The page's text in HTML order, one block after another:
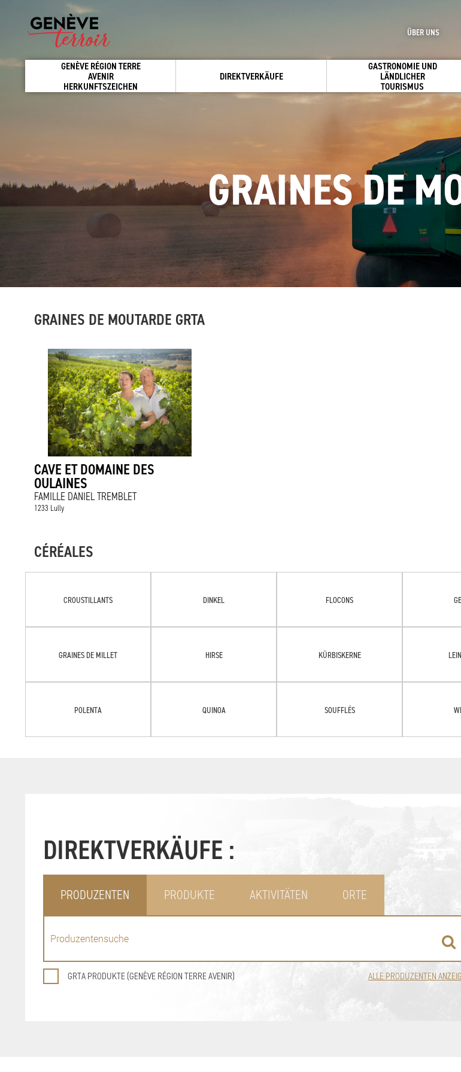
GENÈVE RÉGION TERRE
AVENIR
HERKUNFTSZEICHEN
DIREKTVERKÄUFE
GASTRONOMIE UND
LÄNDLICHER
TOURISMUS
ÜBER UNS
GRAINES DE
GRAINES DE MOUTARDE GRTA
CAVE ET DOMAINE DES
OULAINES
FAMILLE DANIEL TREMBLET
1233 Lully
CÉRÉALES
CROUSTILLANTS DINKEL FLOCONS
GRAINES DE MILLET HIRSE KÜRBISKERNE
POLENTA QUINOA SOUFFLÉS
DIREKTVERKÄUFE :
PRODUZENTEN PRODUKTE AKTIVITÄTEN ORTE
GRTA PRODUKTE (GENÈVE RÉGION TERRE AVENIR) ALLE PRODUZENTEN